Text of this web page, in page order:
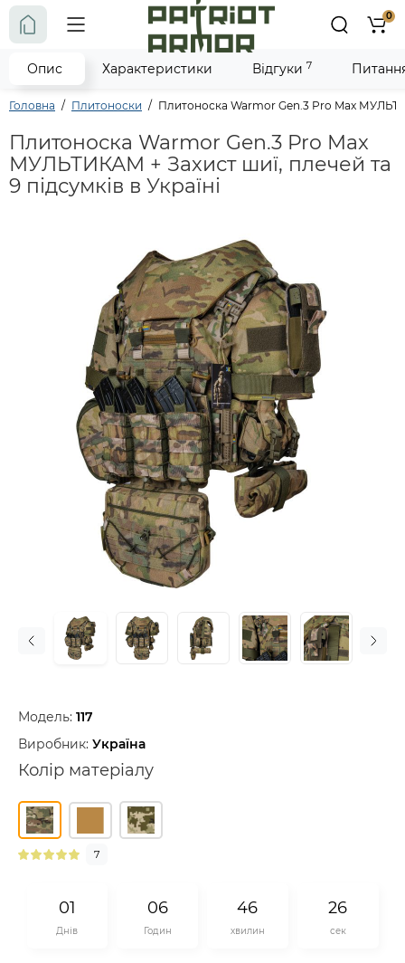
0
Головна Плитоноски Плитоноска Warmor Gen.3 Pro Max
Плитоноска Warmor Gen.3 Pro Max
МУЛЬТИКАМ + Захист шиї, плечей та
9 підсумків в Україні
Модель: 117
Виробник: Україна
Колір матеріалу
7
01
Днів
06
Годин
46
хвилин
26
сек
Опис Характеристики Відгуки 7